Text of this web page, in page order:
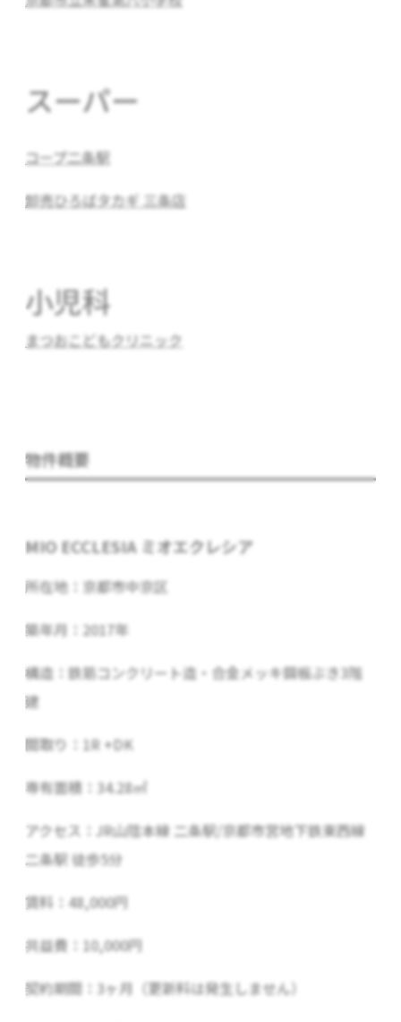
スーパー
コープ二条駅
卸売ひろばタカギ 三条店
小児科
まつおこどもクリニック
物件概要
MIO ECCLESIA ミオエクレシア
所在地：京都市中京区
築年月：2017年
構造：鉄筋コンクリート造・合金メッキ鋼板ぶき3階
建
間取り：1R +DK
専有面積：34.28㎡
アクセス：JR山陰本線 二条駅/京都市営地下鉄東西線
二条駅 徒歩5分
賃料：48,000円
共益費：10,000円
契約期間：3ヶ月（更新料は発生しません）